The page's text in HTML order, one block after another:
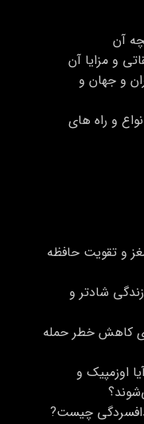
آن
و مزایا آن
و جهان و
و راه‌ های
و تقویت حافظه
شادتر و
کاهش خطر حمله
اوزمپیک و
چیست?